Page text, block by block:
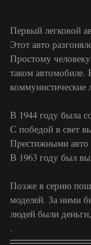
Первый легковой
Этот авто
Простому
таком автомобиле.
коммунистические
В 1944 году была
С победой в свет
Престижными авто
В 1963 году был
Позже в серию
моделей. За ними
людей были
.